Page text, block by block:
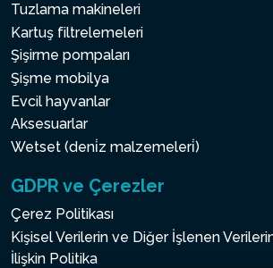
Tuzlama makineleri
Kartuş filtrelemeleri
Şişirme pompaları
Şişme mobilya
Evcil hayvanlar
Aksesuarlar
Wetset (deni̇z malzemeleri̇)
GDPR ve Çerezler
Çerez Politikası
Kişisel Verilerin ve Diğer İşlenen
İlişkin Politika